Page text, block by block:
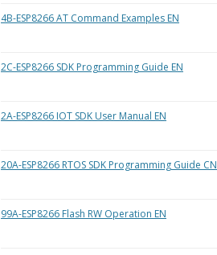
4B-ESP8266 AT Command Examples EN
2C-ESP8266 SDK Programming Guide EN
2A-ESP8266 IOT SDK User Manual EN
20A-ESP8266 RTOS SDK Programming Guide CN
99A-ESP8266 Flash RW Operation EN